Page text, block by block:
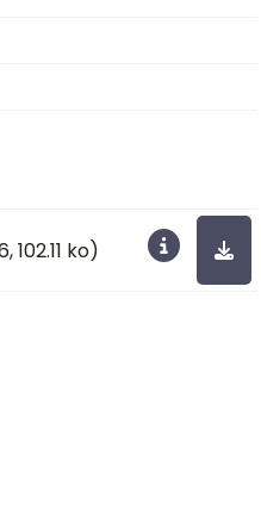
, 102.11 ko)